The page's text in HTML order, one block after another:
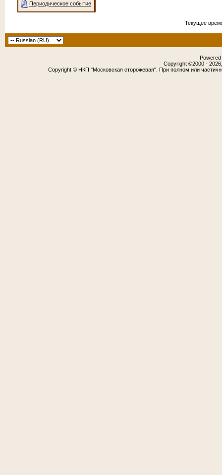
Периодическое событие
Текущее
Copyright ©2000 -
Copyright © НКП "Московская сторожевая". При полном или